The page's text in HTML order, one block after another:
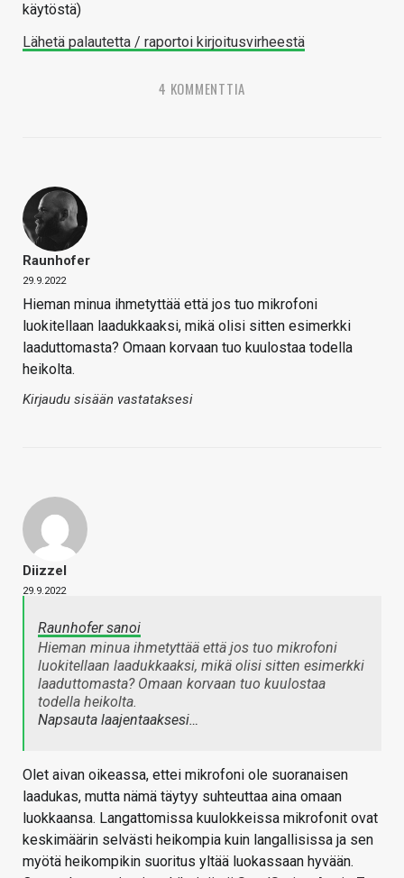
käytöstä)
Lähetä palautetta / raportoi kirjoitusvirheestä
4 KOMMENTTIA
Raunhofer
29.9.2022
Hieman minua ihmetyttää että jos tuo mikrofoni
luokitellaan laadukkaaksi, mikä olisi sitten esimerkki
laaduttomasta? Omaan korvaan tuo kuulostaa todella
heikolta.
Kirjaudu sisään vastataksesi
Diizzel
29.9.2022
Raunhofer sanoi
Hieman minua ihmetyttää että jos tuo mikrofoni
luokitellaan laadukkaaksi, mikä olisi sitten esimerkki
laaduttomasta? Omaan korvaan tuo kuulostaa
todella heikolta.
Napsauta laajentaaksesi…
Olet aivan oikeassa, ettei mikrofoni ole suoranaisen
laadukas, mutta nämä täytyy suhteuttaa aina omaan
luokkaansa. Langattomissa kuulokkeissa mikrofonit ovat
keskimäärin selvästi heikompia kuin langallisissa ja sen
myötä heikompikin suoritus yltää luokassaan hyvään.